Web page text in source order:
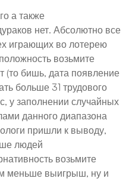
а также
нет. Абсолютно все
играющих во лотерею
возьмите
(то бишь, дата появление
больше 31 трудового
у заполнении случайных
данного диапазона
пришли к выводу,
людей
возьмите
меньше выигрыш, ну и